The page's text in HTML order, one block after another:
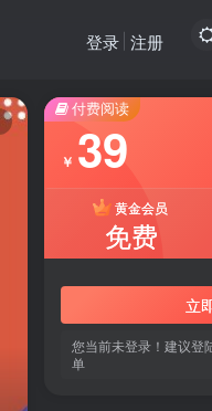
登录 注册
付费阅读
￥ 39
黄金会员
免费
立
您当前未登录！建议登
单